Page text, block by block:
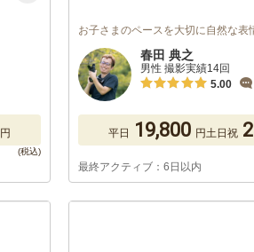
円
お子さまのペースを大切に自然な表
春田 典之
男性 撮影実績14回
5.00
平日 19,800 円土日祝
最終アクティブ：6日以内